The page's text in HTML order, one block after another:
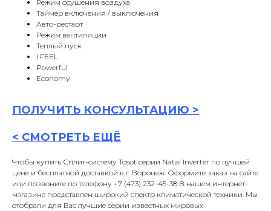
Режим осушения воздуха
Таймер включения / выключения
Авто-рестарт
Режим вентиляции
Теплый пуск
I FEEL
Powerful
Economy
ПОЛУЧИТЬ КОНСУЛЬТАЦИЮ >
< СМОТРЕТЬ ЕЩЁ
Чтобы купить Сплит-систему Tosot серии Natal Inverter по лучшей
цене и бесплатной доставкой в г. Воронеж. Оформите заказ на сайте
или позвоните по телефону +7 (473) 232-45-38 В нашем интернет-
магазине представлен широкий спектр климатической техники. Мы
отобрали для Вас лучшие серии известных мировых